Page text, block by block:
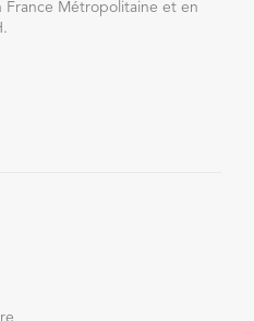
Métropolitaine et en